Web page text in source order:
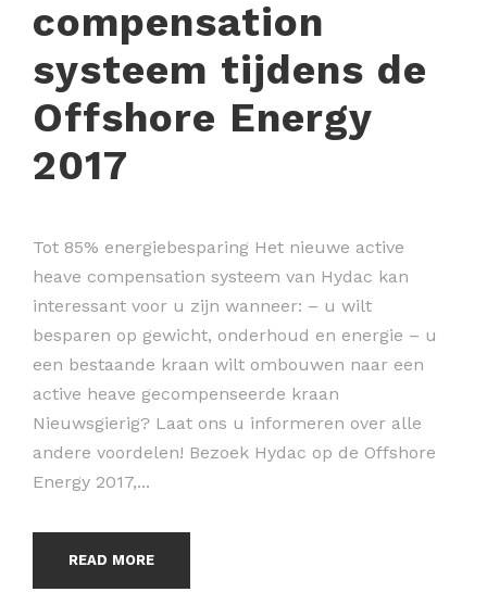
compensation
systeem tijdens de
Offshore Energy
2017
Tot 85% energiebesparing Het nieuwe active
heave compensation systeem van Hydac kan
interessant voor u zijn wanneer: – u wilt
besparen op gewicht, onderhoud en energie – u
een bestaande kraan wilt ombouwen naar een
active heave gecompenseerde kraan
Nieuwsgierig? Laat ons u informeren over alle
andere voordelen! Bezoek Hydac op de Offshore
Energy 2017,...
READ MORE